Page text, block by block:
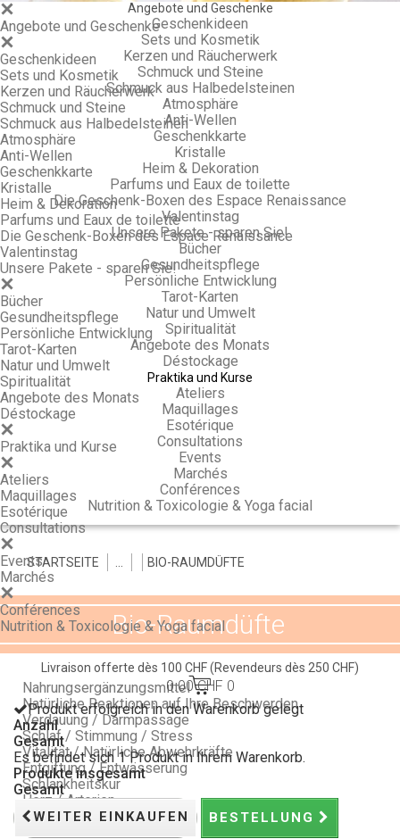
Angebote und Geschenke
Geschenkideen
Sets und Kosmetik
Kerzen und Räucherwerk
Schmuck und Steine
Schmuck aus Halbedelsteinen
Atmosphäre
Anti-Wellen
Geschenkkarte
Kristalle
Heim & Dekoration
Parfums und Eaux de toilette
Die Geschenk-Boxen des Espace Renaissance
Valentinstag
Unsere Pakete - sparen Sie!
Bücher
Gesundheitspflege
Persönliche Entwicklung
Tarot-Karten
Natur und Umwelt
Spiritualität
Angebote des Monats
Déstockage
Praktika und Kurse
Ateliers
Maquillages
Esotérique
Consultations
Events
Marchés
Conférences
Nutrition & Toxicologie & Yoga facial
Livraison offerte dès 100 CHF(Revendeurs dès 250 CHF)
0.00 CHF 0
Produkt erfolgreich in den Warenkorb gelegt
Anzahl
Gesamt
Es befindet sich 1 Produkt in Ihrem Warenkorb.
Produkte insgesamt
Gesamt
WEITER EINKAUFEN BESTELLUNG
Angebote und Geschenke
Geschenkideen
Sets und Kosmetik
Kerzen und Räucherwerk
Schmuck und Steine
Schmuck aus Halbedelsteinen
Atmosphäre
Anti-Wellen
Geschenkkarte
Kristalle
Heim & Dekoration
Parfums und Eaux de toilette
Die Geschenk-Boxen des Espace Renaissance
Valentinstag
Unsere Pakete - sparen Sie!
Bücher
Gesundheitspflege
Persönliche Entwicklung
Tarot-Karten
Natur und Umwelt
Spiritualität
Angebote des Monats
Déstockage
Praktika und Kurse
Ateliers
Maquillages
Esotérique
Consultations
Events
Marchés
Conférences
Nutrition & Toxicologie & Yoga facial
STARTSEITE BIO-RAUMDÜFTE
Bio-Raumdüfte
Nahrungsergänzungsmittel
Natürliche Reaktionen auf Ihre Beschwerden
Verdauung / Darmpassage
Schlaf / Stimmung / Stress
Vitalität / Natürliche Abwehrkräfte
Entgiftung / Entwässerung
Schlankheitskur
Herz / Arterien
Gedächtnis - Konzentration